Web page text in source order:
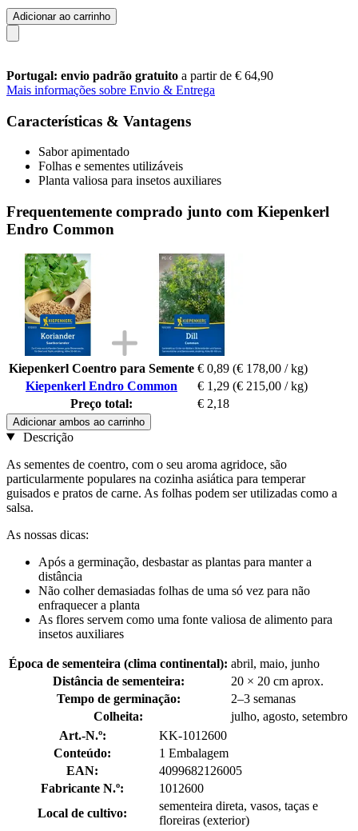
Adicionar ao carrinho
Portugal: envio padrão gratuito a partir de € 64,90
Mais informações sobre Envio & Entrega
Características & Vantagens
Sabor apimentado
Folhas e sementes utilizáveis
Planta valiosa para insetos auxiliares
Frequentemente comprado junto com Kiepenkerl
Endro Common
Kiepenkerl Coentro para Semente € 0,89 (€ 178,00 / kg)
Kiepenkerl Endro Common
€ 1,29 (€ 215,00 / kg)
Preço total:
€ 2,18
Adicionar ambos ao carrinho
Descrição
As sementes de coentro, com o seu aroma agridoce, são
particularmente populares na cozinha asiática para temperar
guisados e pratos de carne. As folhas podem ser utilizadas como a
salsa.
As nossas dicas:
Após a germinação, desbastar as plantas para manter a
distância
Não colher demasiadas folhas de uma só vez para não
enfraquecer a planta
As flores servem como uma fonte valiosa de alimento para
insetos auxiliares
Época de sementeira (clima continental): abril, maio, junho
Distância de sementeira:
20 × 20 cm aprox.
Tempo de germinação:
2–3 semanas
Colheita:
julho, agosto, setembro
Art.-N.º:
KK-1012600
Conteúdo:
1 Embalagem
EAN:
4099682126005
Fabricante N.º:
1012600
Local de cultivo:
sementeira direta, vasos, taças e
floreiras (exterior)